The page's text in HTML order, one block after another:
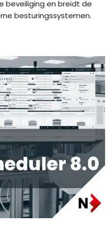
beveiliging en breidt de
besturingssystemen.